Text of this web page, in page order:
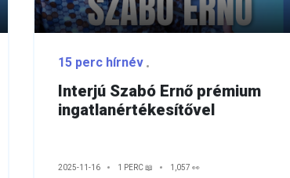
15 perc hírnév
Interjú Szabó Ernő prémium
ingatlanértékesítővel
2025-11-16 1 PERC 📖 1,057 👀